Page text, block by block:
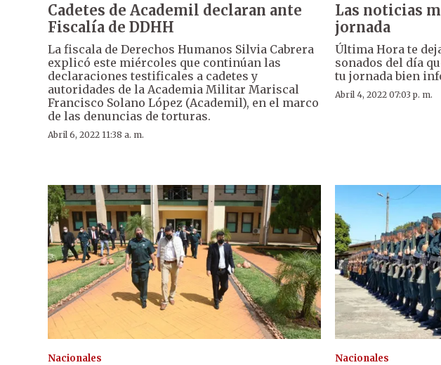
Cadetes de Academil declaran ante
Fiscalía de DDHH
La fiscala de Derechos Humanos Silvia Cabrera
explicó este miércoles que continúan las
declaraciones testificales a cadetes y
autoridades de la Academia Militar Mariscal
Francisco Solano López (Academil), en el marco
de las denuncias de torturas.
Abril 6, 2022 11:38 a. m.
Las noticias
jornada
Última Hora te
sonados del día
tu jornada bien
Abril 4, 2022 07:03 p. m.
Nacionales Nacionales